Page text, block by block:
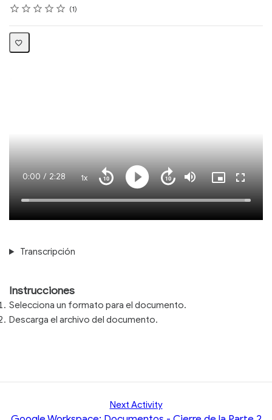
Rating
1 star
2 stars
3 stars
4 stars
5 stars
Average rating: 5.01
1 review
Loaded:
Current
Time
0:00 / Duration
2:28 1xPlayback
Play
Seek
seconds
Seek
seconds
Mute
Picture-
Transcripción
Instrucciones
Selecciona un formato para el documento.
Descarga el archivo del documento.
Next Activity